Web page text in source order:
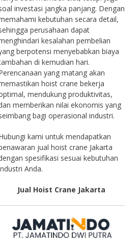
investasi jangka panjang. Dengan
kebutuhan secara detail,
perusahaan dapat
kesalahan pembelian
berpotensi menyebabkan biaya
di kemudian hari.
yang matang akan
hoist crane bekerja
mendukung produktivitas,
memberikan nilai ekonomis yang
bagi operasional industri.
kami untuk mendapatkan
jual hoist crane Jakarta
spesifikasi sesuai kebutuhan
Anda.
Jual Hoist Crane Jakarta